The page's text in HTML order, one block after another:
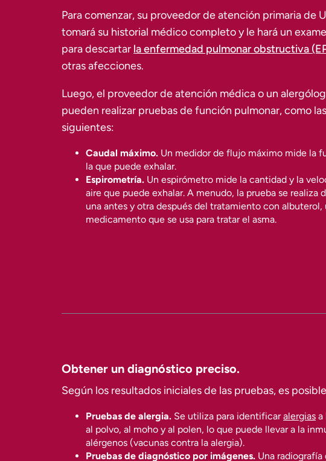
Para comenzar, su proveedor de atención primaria de
tomará su historial médico completo y le hará un
para descartar la enfermedad pulmonar obstructiva
otras afecciones.
Luego, el proveedor de atención médica o un
pueden realizar pruebas de función pulmonar, como las
siguientes:
Caudal máximo. Un medidor de flujo máximo mide la
la que puede exhalar.
Espirometría. Un espirómetro mide la cantidad y la
aire que puede exhalar. A menudo, la prueba se realiza
una antes y otra después del tratamiento con albuterol,
medicamento que se usa para tratar el asma.
Obtener un diagnóstico preciso.
Según los resultados iniciales de las pruebas, es
Pruebas de alergia. Se utiliza para identificaralergias a
al polvo, al moho y al polen, lo que puede llevar a la
alérgenos (vacunas contra la alergia).
Pruebas de diagnóstico por imágenes. Una